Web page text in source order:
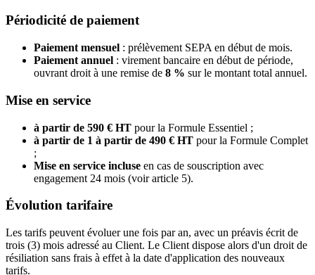
Périodicité de paiement
Paiement mensuel : prélèvement SEPA en début de mois.
Paiement annuel : virement bancaire en début de période,
ouvrant droit à une remise de 8 % sur le montant total annuel.
Mise en service
à partir de 590 € HT pour la Formule Essentiel ;
à partir de 1 à partir de 490 € HT pour la Formule Complet
;
Mise en service incluse en cas de souscription avec
engagement 24 mois (voir article 5).
Évolution tarifaire
Les tarifs peuvent évoluer une fois par an, avec un préavis écrit de
trois (3) mois adressé au Client. Le Client dispose alors d'un droit de
résiliation sans frais à effet à la date d'application des nouveaux
tarifs.